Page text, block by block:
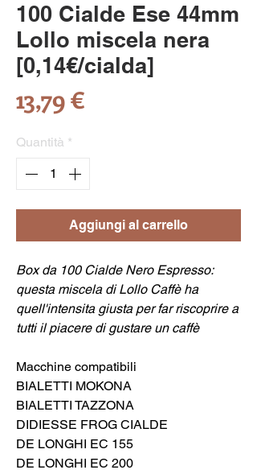
100 Cialde Ese 44mm
Lollo miscela nera
[0,14€/cialda]
13,79 €
Quantità *
Aggiungi al carrello
Box da 100 Cialde Nero Espresso:
questa miscela di Lollo Caffè ha
quell'intensita giusta per far riscoprire a
tutti il piacere di gustare un caffè
Macchine compatibili
BIALETTI MOKONA
BIALETTI TAZZONA
DIDIESSE FROG CIALDE
DE LONGHI EC 155
DE LONGHI EC 200